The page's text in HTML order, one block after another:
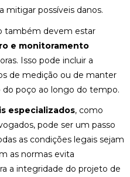
mitigar possíveis danos.
também devem estar
e monitoramento
Isso pode incluir a
de medição ou de manter
poço ao longo do tempo.
especializados, como
pode ser um passo
as condições legais sejam
as normas evita
a integridade do projeto de